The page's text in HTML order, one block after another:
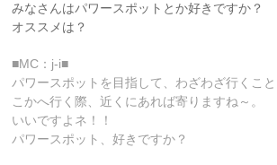
みなさんはパワースポットとか好きですか？
オススメは？
■MC：j-i■
パワースポットを目指して、わざわざ行くこ
こかへ行く際、近くにあれば寄りますね～。
いいですよネ！！
パワースポット、好きですか？